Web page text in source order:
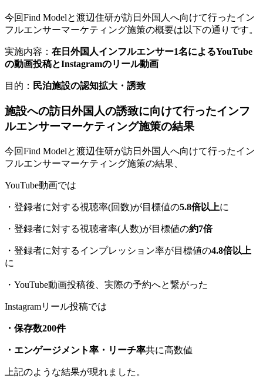
今回Find Modelと渡辺住研が訪日外国人へ向けて行ったイン
フルエンサーマーケティング施策の概要は以下の通りです。
実施内容： 在日外国人インフルエンサー1名によるYouTube
の動画投稿とInstagramのリール動画
目的： 民泊施設の認知拡大・誘致
施設への訪日外国人の誘致に向けて行ったインフ
ルエンサーマーケティング施策の結果
今回Find Modelと渡辺住研が訪日外国人へ向けて行ったイン
フルエンサーマーケティング施策の結果、
YouTube動画では
・登録者に対する視聴率(回数)が目標値の5.8倍以上に
・登録者に対する視聴者率(人数)が目標値の約7倍
・登録者に対するインプレッション率が目標値の4.8倍以上
に
・YouTube動画投稿後、実際の予約へと繋がった
Instagramリール投稿では
・保存数200件
・エンゲージメント率・リーチ率共に高数値
上記のような結果が現れました。